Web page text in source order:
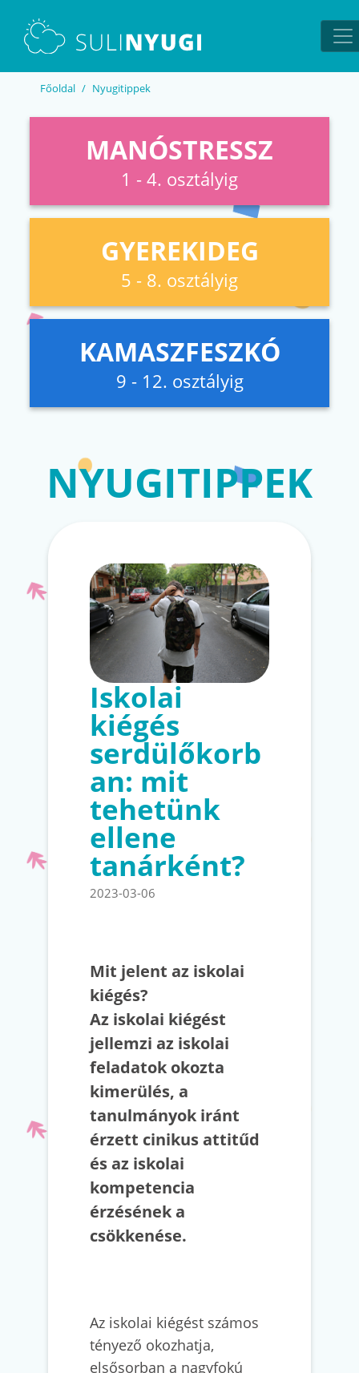
Főoldal Nyugitippek
MANÓSTRESSZ
1 - 4. osztályig
GYEREKIDEG
5 - 8. osztályig
KAMASZFESZKÓ
9 - 12. osztályig
NYUGITIPPEK
Iskolai
kiégés
serdülőkorb
an: mit
tehetünk
ellene
tanárként?
2023-03-06
Mit jelent az iskolai
kiégés?
Az iskolai kiégést
jellemzi az iskolai
feladatok okozta
kimerülés, a
tanulmányok iránt
érzett cinikus attitűd
és az iskolai
kompetencia
érzésének a
csökkenése.
Az iskolai kiégést számos
tényező okozhatja,
elsősorban a nagyfokú